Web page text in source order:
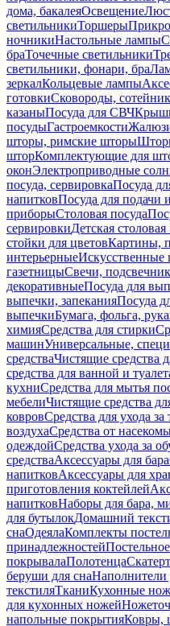
дома, бакалеяОсвещение
светильникиТоршеры
ночникиНастольные лампы
браТочечные светильники
светильники, фонари, бра
зеркалКольцевые лампы
готовкиСковороды,
казаныПосуда для СВЧ
посудыГастроемкости
шторы, римские шторы
шторКомплектующие для
оконЭлектроприводные
посуда, сервировкаПосуда
напитковПосуда для подачи
приборыСтоловая посуда
сервировкиДетская столовая
стойки для цветовКартины,
интерьерныеИскусственные
газетницыСвечи,
декоративныеПосуда для
выпечки, запеканияПосуда
выпечкиБумага, фольга,
химияСредства для стирки
машинУниверсальные,
средстваЧистящие средства
средства для ванной и
кухниСредства для мытья
мебелиЧистящие средства
ковровСредства для ухода за
воздухаСредства от
одеждойСредства ухода за
средстваАксессуары для бара
напитковАксессуары для
приготовления коктейлей
напитковНаборы для бара,
для бутылокДомашний
снаОдеялаКомплекты
принадлежностей
покрывалаПолотенца
беруши для снаНаполнители
текстиляТканиКухонные
для кухонных ножей
напольные покрытияКовры,